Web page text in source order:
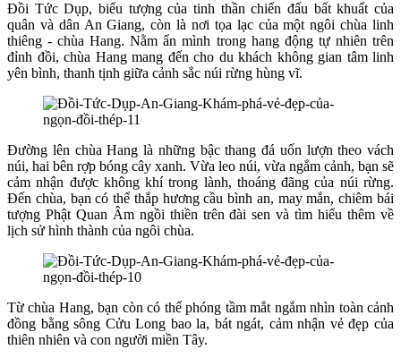
Đồi Tức Dụp, biểu tượng của tinh thần chiến đấu bất khuất của
quân và dân An Giang, còn là nơi tọa lạc của một ngôi chùa linh
thiêng - chùa Hang. Nằm ẩn mình trong hang động tự nhiên trên
đỉnh đồi, chùa Hang mang đến cho du khách không gian tâm linh
yên bình, thanh tịnh giữa cảnh sắc núi rừng hùng vĩ.
Đường lên chùa Hang là những bậc thang đá uốn lượn theo vách
núi, hai bên rợp bóng cây xanh. Vừa leo núi, vừa ngắm cảnh, bạn sẽ
cảm nhận được không khí trong lành, thoáng đãng của núi rừng.
Đến chùa, bạn có thể thắp hương cầu bình an, may mắn, chiêm bái
tượng Phật Quan Âm ngồi thiền trên đài sen và tìm hiểu thêm về
lịch sử hình thành của ngôi chùa.
Từ chùa Hang, bạn còn có thể phóng tầm mắt ngắm nhìn toàn cảnh
đồng bằng sông Cửu Long bao la, bát ngát, cảm nhận vẻ đẹp của
thiên nhiên và con người miền Tây.